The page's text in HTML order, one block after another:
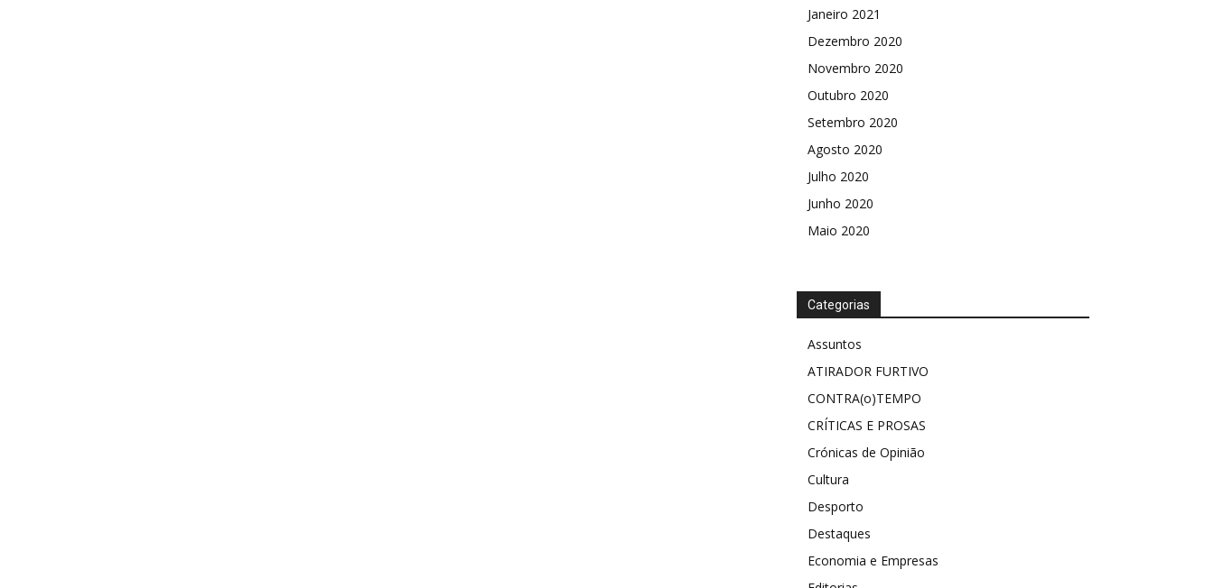
Janeiro 2021
Dezembro 2020
Novembro 2020
Outubro 2020
Setembro 2020
Agosto 2020
Julho 2020
Junho 2020
Maio 2020
Categorias
Assuntos
ATIRADOR FURTIVO
CONTRA(o)TEMPO
CRÍTICAS E PROSAS
Crónicas de Opinião
Cultura
Desporto
Destaques
Economia e Empresas